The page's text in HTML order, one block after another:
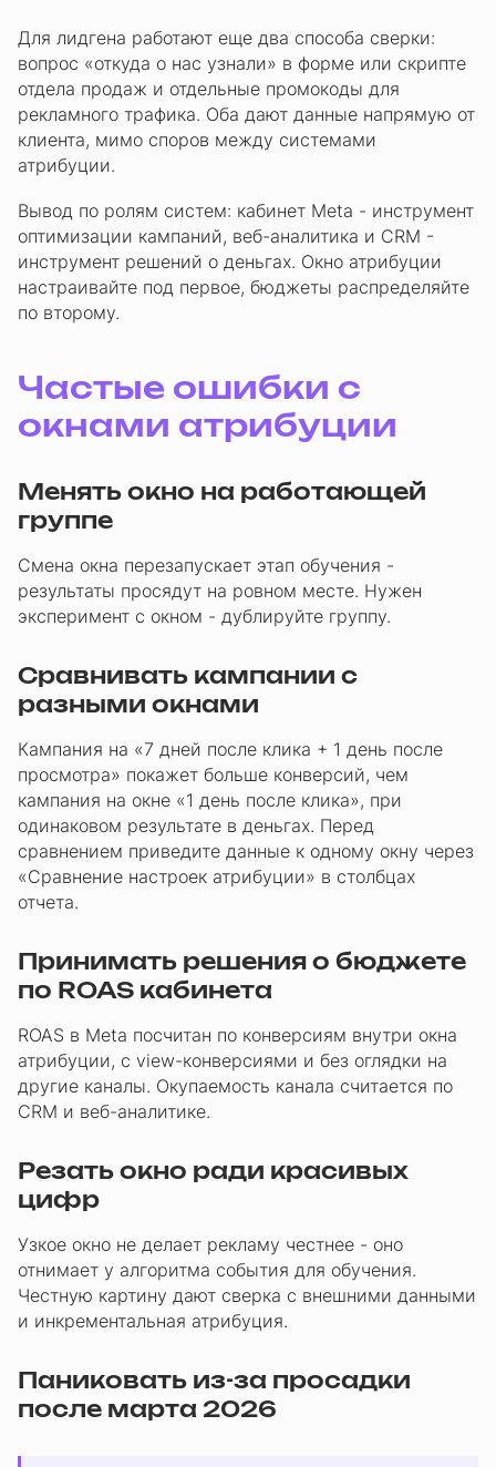
Для лидгена работают еще два способа сверки:
вопрос «откуда о нас узнали» в форме или скрипте
отдела продаж и отдельные промокоды для
рекламного трафика. Оба дают данные напрямую от
клиента, мимо споров между системами
атрибуции.
Вывод по ролям систем: кабинет Meta - инструмент
оптимизации кампаний, веб-аналитика и CRM -
инструмент решений о деньгах. Окно атрибуции
настраивайте под первое, бюджеты распределяйте
по второму.
Частые ошибки с
окнами атрибуции
Менять окно на работающей
группе
Смена окна перезапускает этап обучения -
результаты просядут на ровном месте. Нужен
эксперимент с окном - дублируйте группу.
Сравнивать кампании с
разными окнами
Кампания на «7 дней после клика + 1 день после
просмотра» покажет больше конверсий, чем
кампания на окне «1 день после клика», при
одинаковом результате в деньгах. Перед
сравнением приведите данные к одному окну через
«Сравнение настроек атрибуции» в столбцах
отчета.
Принимать решения о бюджете
по ROAS кабинета
ROAS в Meta посчитан по конверсиям внутри окна
атрибуции, с view-конверсиями и без оглядки на
другие каналы. Окупаемость канала считается по
CRM и веб-аналитике.
Резать окно ради красивых
цифр
Узкое окно не делает рекламу честнее - оно
отнимает у алгоритма события для обучения.
Честную картину дают сверка с внешними данными
и инкрементальная атрибуция.
Паниковать из-за просадки
после марта 2026